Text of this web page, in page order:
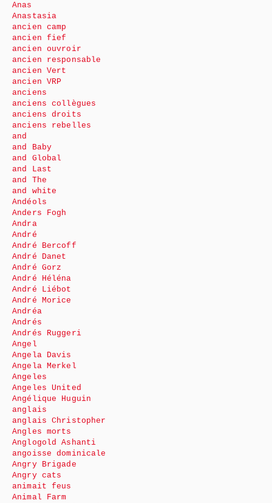
Anas
Anastasia
ancien camp
ancien fief
ancien ouvroir
ancien responsable
ancien Vert
ancien VRP
anciens
anciens collègues
anciens droits
anciens rebelles
and
and Baby
and Global
and Last
and The
and white
Andéols
Anders Fogh
Andra
André
André Bercoff
André Danet
André Gorz
André Héléna
André Liébot
André Morice
Andréa
Andrés
Andrés Ruggeri
Angel
Angela Davis
Angela Merkel
Angeles
Angeles United
Angélique Huguin
anglais
anglais Christopher
Angles morts
Anglogold Ashanti
angoisse dominicale
Angry Brigade
Angry cats
animait feus
Animal Farm